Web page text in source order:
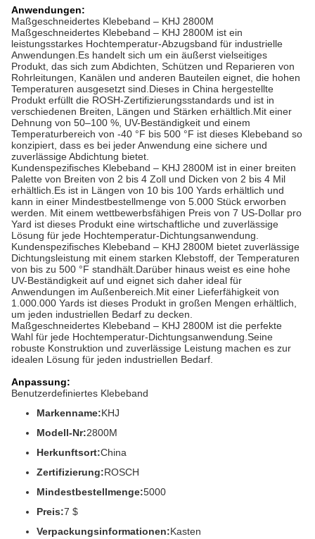
Anwendungen:
Maßgeschneidertes Klebeband – KHJ 2800M
Maßgeschneidertes Klebeband – KHJ 2800M ist ein
leistungsstarkes Hochtemperatur-Abzugsband für industrielle
Anwendungen.Es handelt sich um ein äußerst vielseitiges
Produkt, das sich zum Abdichten, Schützen und Reparieren von
Rohrleitungen, Kanälen und anderen Bauteilen eignet, die hohen
Temperaturen ausgesetzt sind.Dieses in China hergestellte
Produkt erfüllt die ROSH-Zertifizierungsstandards und ist in
verschiedenen Breiten, Längen und Stärken erhältlich.Mit einer
Dehnung von 50–100 %, UV-Beständigkeit und einem
Temperaturbereich von -40 °F bis 500 °F ist dieses Klebeband so
konzipiert, dass es bei jeder Anwendung eine sichere und
zuverlässige Abdichtung bietet.
Kundenspezifisches Klebeband – KHJ 2800M ist in einer breiten
Palette von Breiten von 2 bis 4 Zoll und Dicken von 2 bis 4 Mil
erhältlich.Es ist in Längen von 10 bis 100 Yards erhältlich und
kann in einer Mindestbestellmenge von 5.000 Stück erworben
werden. Mit einem wettbewerbsfähigen Preis von 7 US-Dollar pro
Yard ist dieses Produkt eine wirtschaftliche und zuverlässige
Lösung für jede Hochtemperatur-Dichtungsanwendung.
Kundenspezifisches Klebeband – KHJ 2800M bietet zuverlässige
Dichtungsleistung mit einem starken Klebstoff, der Temperaturen
von bis zu 500 °F standhält.Darüber hinaus weist es eine hohe
UV-Beständigkeit auf und eignet sich daher ideal für
Anwendungen im Außenbereich.Mit einer Lieferfähigkeit von
1.000.000 Yards ist dieses Produkt in großen Mengen erhältlich,
um jeden industriellen Bedarf zu decken.
Maßgeschneidertes Klebeband – KHJ 2800M ist die perfekte
Wahl für jede Hochtemperatur-Dichtungsanwendung.Seine
robuste Konstruktion und zuverlässige Leistung machen es zur
idealen Lösung für jeden industriellen Bedarf.
Anpassung:
Benutzerdefiniertes Klebeband
Markenname:KHJ
Modell-Nr:2800M
Herkunftsort:China
Zertifizierung:ROSCH
Mindestbestellmenge:5000
Preis:7 $
Verpackungsinformationen:Kasten